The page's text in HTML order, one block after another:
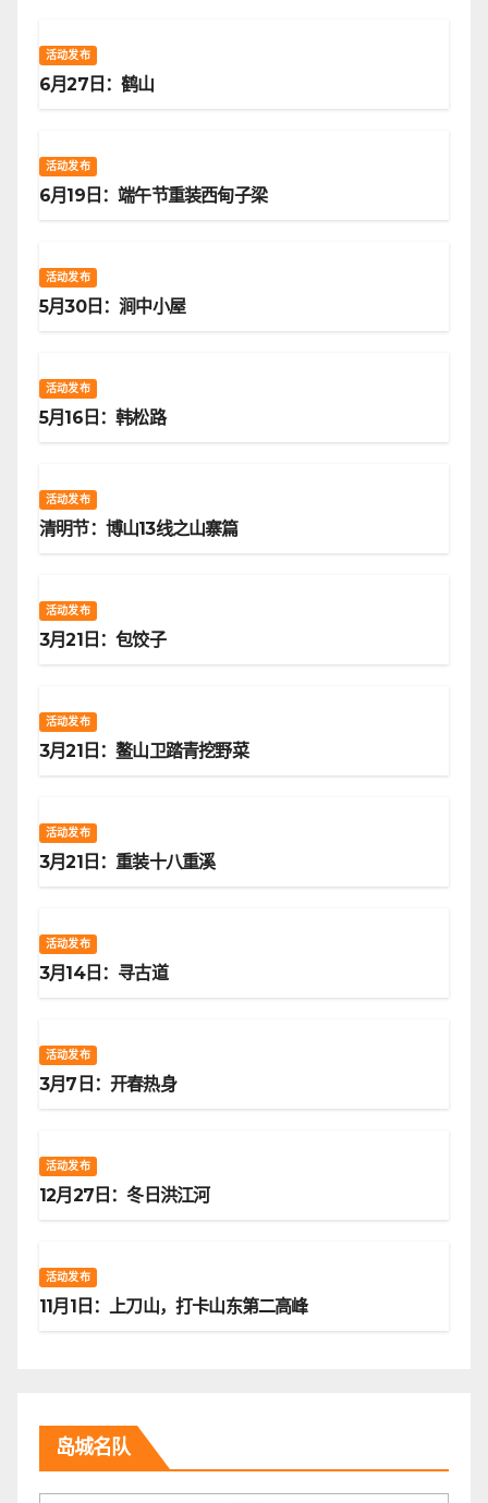
活动发布
6月27日：鹤山
活动发布
6月19日：端午节重装西甸子梁
活动发布
5月30日：涧中小屋
活动发布
5月16日：韩松路
活动发布
清明节：博山13线之山寨篇
活动发布
3月21日：包饺子
活动发布
3月21日：鳌山卫踏青挖野菜
活动发布
3月21日：重装十八重溪
活动发布
3月14日：寻古道
活动发布
3月7日：开春热身
活动发布
12月27日：冬日洪江河
活动发布
11月1日：上刀山，打卡山东第二高峰
岛城名队